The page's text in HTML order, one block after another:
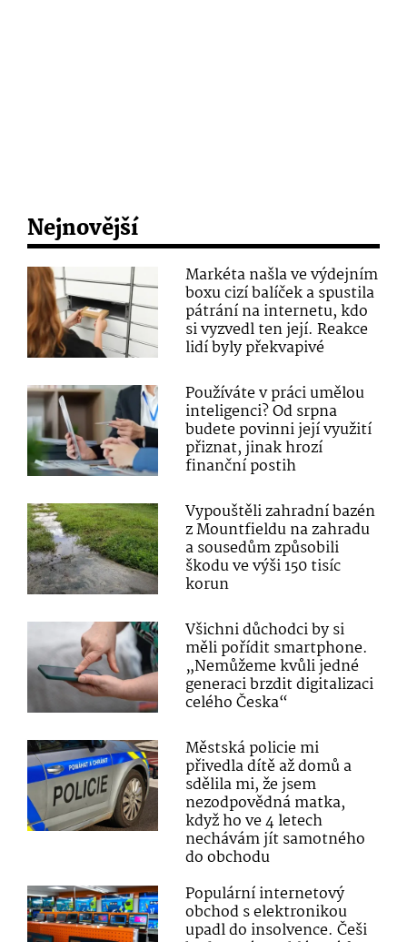
Nejnovější
Markéta našla ve výdejním
boxu cizí balíček a spustila
pátrání na internetu, kdo
si vyzvedl ten její. Reakce
lidí byly překvapivé
Používáte v práci umělou
inteligenci? Od srpna
budete povinni její využití
přiznat, jinak hrozí
finanční postih
Vypouštěli zahradní bazén
z Mountfieldu na zahradu
a sousedům způsobili
škodu ve výši 150 tisíc
korun
Všichni důchodci by si
měli pořídit smartphone.
„Nemůžeme kvůli jedné
generaci brzdit digitalizaci
celého Česka“
Městská policie mi
přivedla dítě až domů a
sdělila mi, že jsem
nezodpovědná matka,
když ho ve 4 letech
nechávám jít samotného
do obchodu
Populární internetový
obchod s elektronikou
upadl do insolvence. Češi